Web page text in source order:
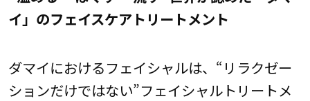
イ」のフェイスケアトリートメント
ダマイにおけるフェイシャルは、“リラクゼー
ションだけではない”フェイシャルトリートメ